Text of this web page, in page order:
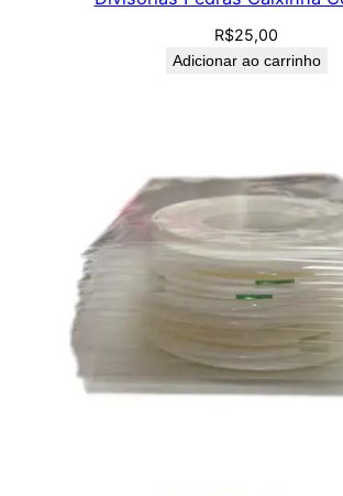
R$25,00
Adicionar ao carrinho